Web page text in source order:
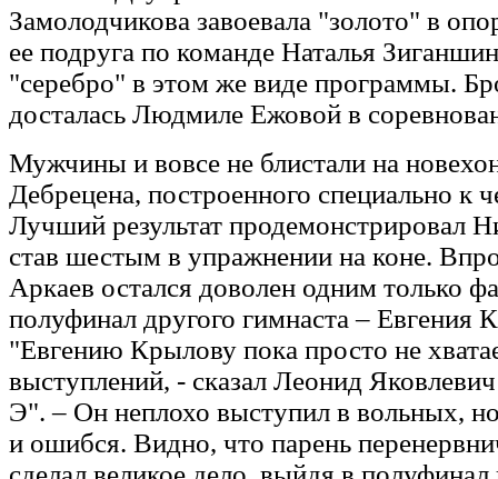
Замолодчикова завоевала "золото" в
ее подруга по команде Наталья
"серебро" в этом же виде программы.
досталась Людмиле Ежовой в
Мужчины и вовсе не блистали на
Дебрецена, построенного специально к
Лучший результат продемонстрировал
став шестым в упражнении на коне.
Аркаев остался доволен одним только
полуфинал другого гимнаста – Евгения
"Евгению Крылову пока просто не
выступлений, - сказал Леонид
Э". – Он неплохо выступил в вольных,
и ошибся. Видно, что парень